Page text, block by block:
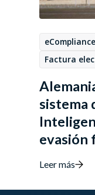
eCompliance
Factura
sistema
evasión
Leer más